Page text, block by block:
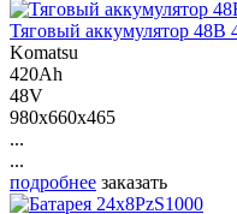
Тяговый аккумулятор 48В
Komatsu
420Ah
48V
980x660x465
...
...
подробнее заказать